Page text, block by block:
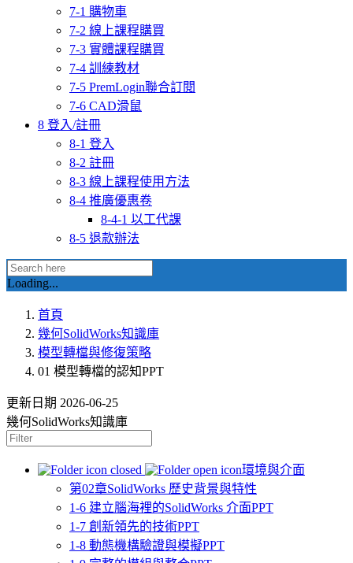
7-1 購物車
7-2 線上課程購買
7-3 實體課程購買
7-4 訓練教材
7-5 PremLogin聯合訂閱
7-6 CAD滑鼠
8 登入/註冊
8-1 登入
8-2 註冊
8-3 線上課程使用方法
8-4 推廣優惠卷
8-4-1 以工代課
8-5 退款辦法
Loading...
首頁
幾何SolidWorks知識庫
模型轉檔與修復策略
01 模型轉檔的認知PPT
更新日期 2026-06-25
幾何SolidWorks知識庫
環境與介面
第02章SolidWorks 歷史背景與特性
1-6 建立腦海裡的SolidWorks 介面PPT
1-7 創新領先的技術PPT
1-8 動態機構驗證與模擬PPT